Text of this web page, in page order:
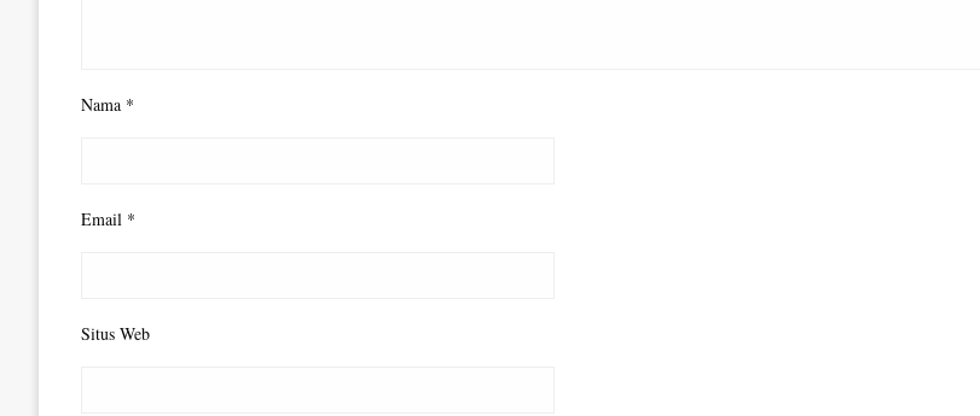
Nama *
Email *
Situs Web